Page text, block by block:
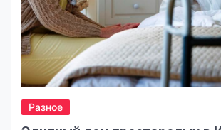
Разное